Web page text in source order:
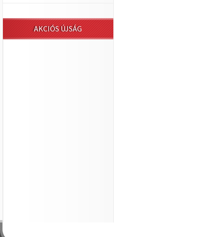
AKCIÓS ÚJSÁG